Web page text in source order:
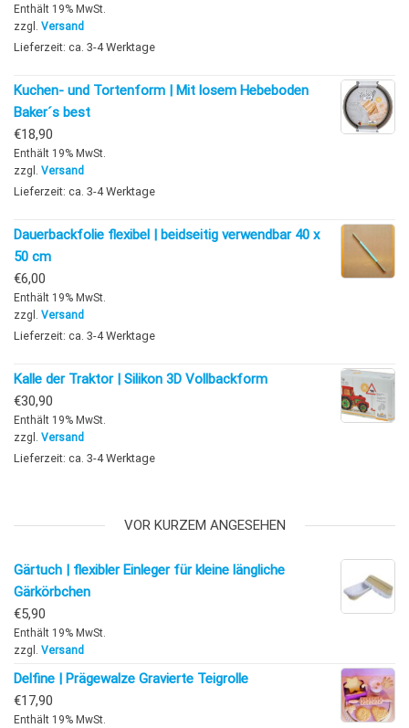
Enthält 19% MwSt.
zzgl. Versand
Lieferzeit: ca. 3-4 Werktage
Kuchen- und Tortenform | Mit losem Hebeboden
Baker´s best
€18,90
Enthält 19% MwSt.
zzgl. Versand
Lieferzeit: ca. 3-4 Werktage
Dauerbackfolie flexibel | beidseitig verwendbar 40 x
50 cm
€6,00
Enthält 19% MwSt.
zzgl. Versand
Lieferzeit: ca. 3-4 Werktage
Kalle der Traktor | Silikon 3D Vollbackform
€30,90
Enthält 19% MwSt.
zzgl. Versand
Lieferzeit: ca. 3-4 Werktage
VOR KURZEM ANGESEHEN
Gärtuch | flexibler Einleger für kleine längliche
Gärkörbchen
€5,90
Enthält 19% MwSt.
zzgl. Versand
Delfine | Prägewalze Gravierte Teigrolle
€17,90
Enthält 19% MwSt.